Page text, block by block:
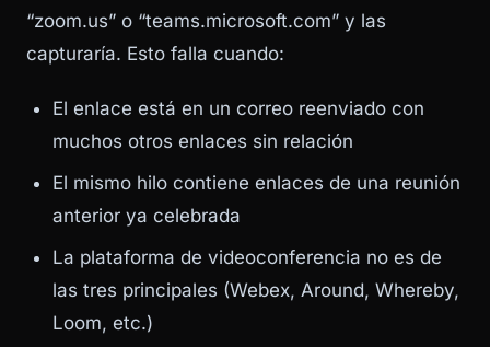
“zoom.us” o “teams.microsoft.com” y las
capturaría. Esto falla cuando:
El enlace está en un correo reenviado con
muchos otros enlaces sin relación
El mismo hilo contiene enlaces de una reunión
anterior ya celebrada
La plataforma de videoconferencia no es de
las tres principales (Webex, Around, Whereby,
Loom, etc.)